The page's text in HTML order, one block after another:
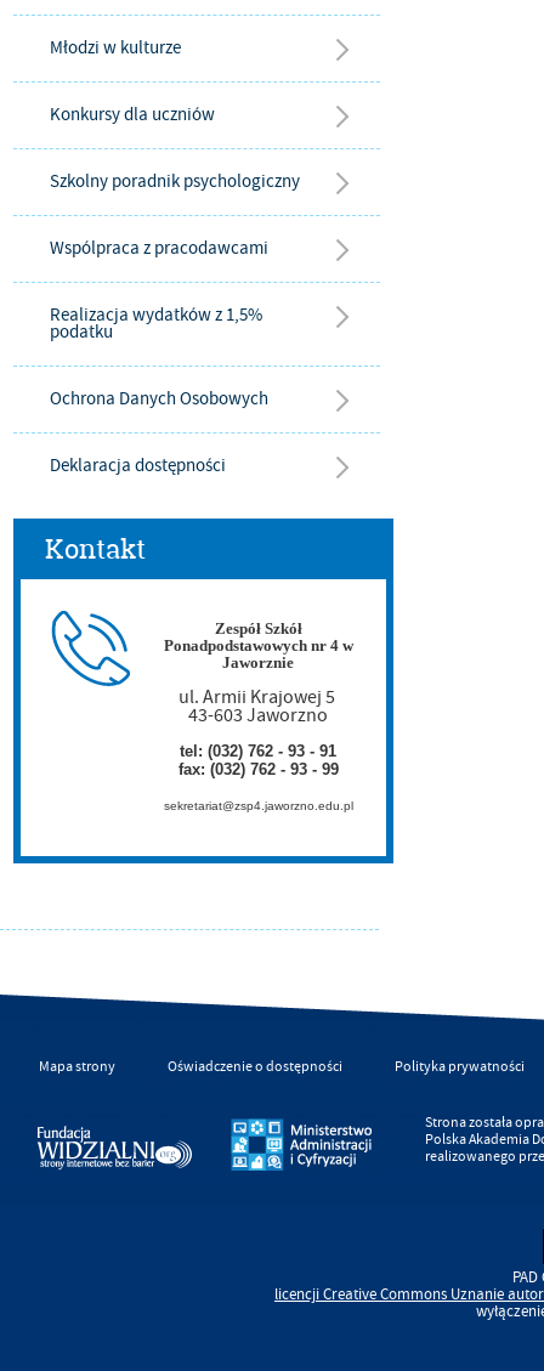
Młodzi w kulturze
Konkursy dla uczniów
Szkolny poradnik psychologiczny
Wspólpraca z pracodawcami
Realizacja wydatków z 1,5%
podatku
Ochrona Danych Osobowych
Deklaracja dostępności
Kontakt
Zespół Szkół
Ponadpodstawowych nr 4 w
Jaworznie
ul. Armii Krajowej 5
43-603 Jaworzno
tel: (032) 762 - 93 - 91
fax: (032) 762 - 93 - 99
sekretariat@zsp4.jaworzno.edu.pl
Mapa strony Oświadczenie o dostępności Polityka prywatności
Strona została
Polska Akademia
realizowanego
licencjiCreative Commons Uznanie